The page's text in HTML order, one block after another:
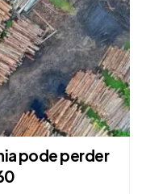
pode perder